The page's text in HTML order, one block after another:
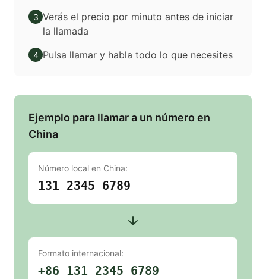
3 Verás el precio por minuto antes de iniciar
la llamada
4 Pulsa llamar y habla todo lo que necesites
Ejemplo para llamar a un número en
China
Número local en China:
131 2345 6789
Formato internacional:
+86 131 2345 6789